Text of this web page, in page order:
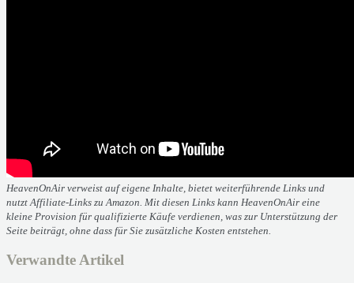
HeavenOnAir verweist auf eigene Inhalte, bietet weiterführende Links und
nutzt Affiliate-Links zu Amazon. Mit diesen Links kann HeavenOnAir eine
kleine Provision für qualifizierte Käufe verdienen, was zur Unterstützung der
Seite beiträgt, ohne dass für Sie zusätzliche Kosten entstehen.
Verwandte Artikel